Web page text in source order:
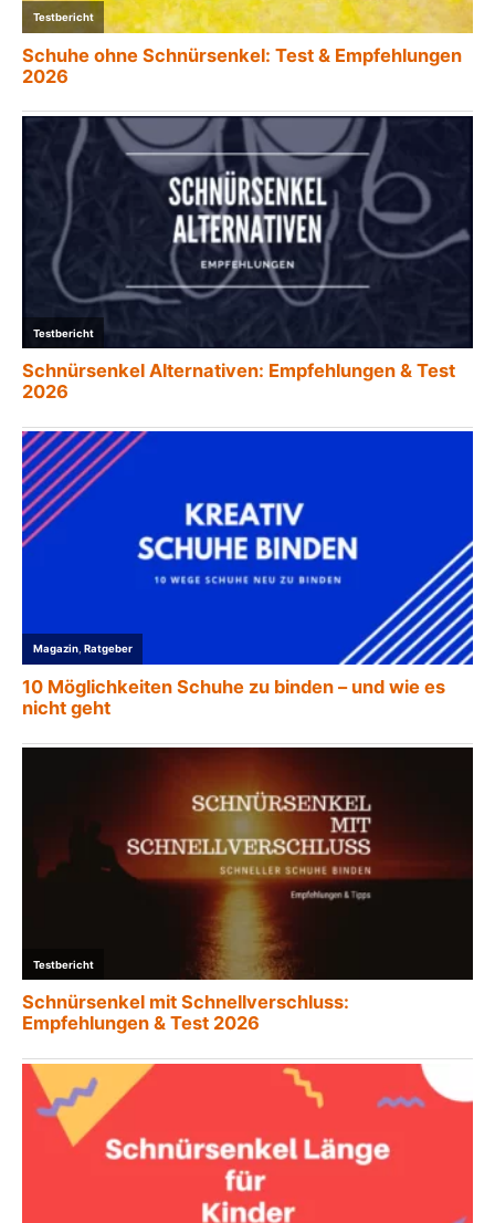
Testbericht
Schuhe ohne Schnürsenkel: Test & Empfehlungen
2026
Testbericht
Schnürsenkel Alternativen: Empfehlungen & Test
2026
Magazin, Ratgeber
10 Möglichkeiten Schuhe zu binden – und wie es
nicht geht
Testbericht
Schnürsenkel mit Schnellverschluss:
Empfehlungen & Test 2026